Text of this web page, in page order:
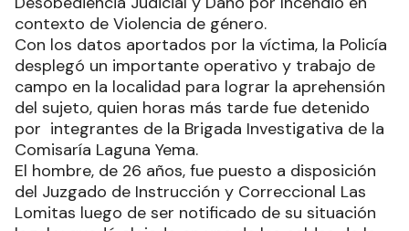
contexto de Violencia de género.
Con los datos aportados por la víctima, la Policía
desplegó un importante operativo y trabajo de
campo en la localidad para lograr la aprehensión
del sujeto, quien horas más tarde fue detenido
por integrantes de la Brigada Investigativa de la
Comisaría Laguna Yema.
El hombre, de 26 años, fue puesto a disposición
del Juzgado de Instrucción y Correccional Las
Lomitas luego de ser notificado de su situación